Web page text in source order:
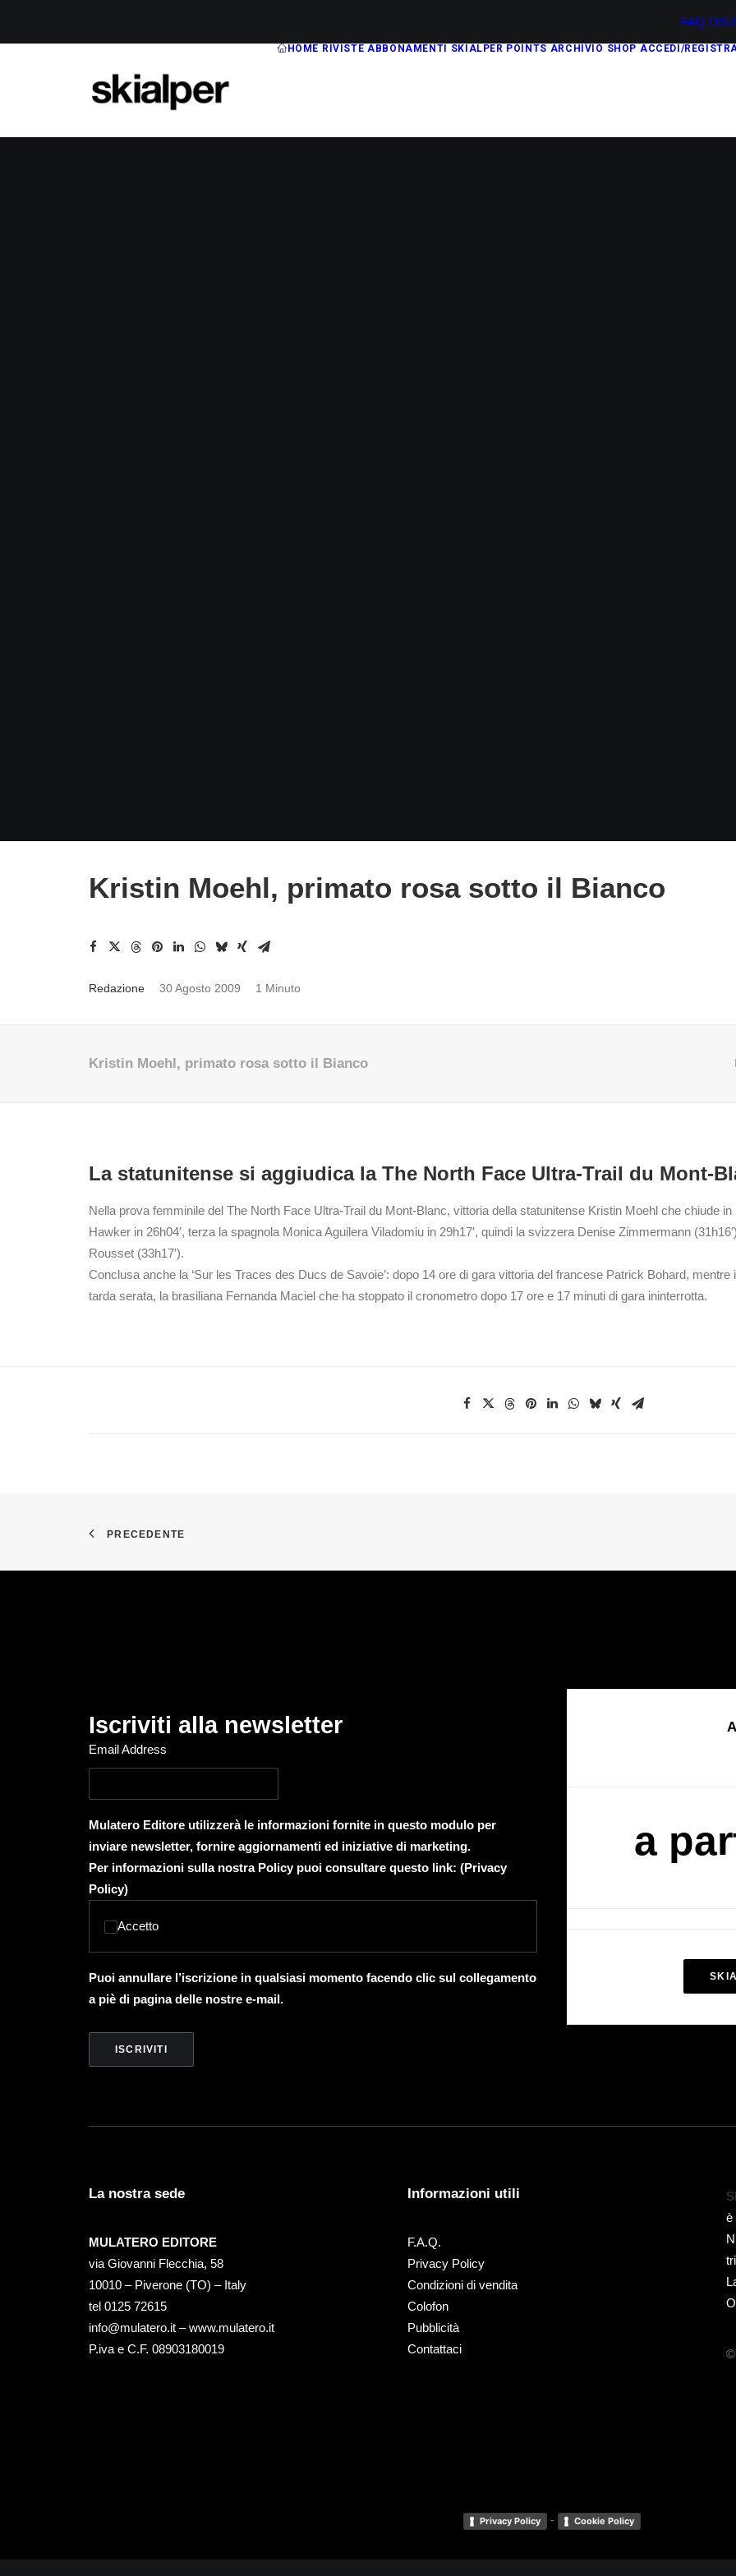
FAQ
HOME RIVISTE ABBONAMENTI SKIALPER POINTS ARCHIVIO SHOP ACCEDI/
Kristin Moehl, primato rosa sotto il Bianco
Redazione 30 Agosto 2009 1 Minuto
Kristin Moehl, primato rosa sotto il Bianco
La statunitense si aggiudica la The North Face Ultra-Trail du Mont-
Nella prova femminile del The North Face Ultra-Trail du Mont-Blanc, vittoria della statunitense Kristin Moehl che chiude in
Hawker in 26h04′, terza la spagnola Monica Aguilera Viladomiu in 29h17′, quindi la svizzera Denise Zimmermann
Rousset (33h17′).
Conclusa anche la ‘Sur les Traces des Ducs de Savoie’: dopo 14 ore di gara vittoria del francese Patrick Bohard,
tarda serata, la brasiliana Fernanda Maciel che ha stoppato il cronometro dopo 17 ore e 17 minuti di gara ininterrotta.
PRECEDENTE
Iscriviti alla newsletter
Email Address
Mulatero Editore utilizzerà le informazioni fornite in questo modulo per
inviare newsletter, fornire aggiornamenti ed iniziative di marketing.
Per informazioni sulla nostra Policy puoi consultare questo link: (Privacy
Policy)
Accetto
Puoi annullare l’iscrizione in qualsiasi momento facendo clic sul collegamento
a piè di pagina delle nostre e-mail.
a
La nostra sede
MULATERO EDITORE
via Giovanni Flecchia, 58
10010 – Piverone (TO) – Italy
tel ‭0125 72615‬
info@mulatero.it –www.mulatero.it
P.iva e C.F. 08903180019
Informazioni utili
F.A.Q.
Privacy Policy
Condizioni di vendita
Colofon
Pubblicità
Contattaci
è
©
Privacy Policy - Cookie Policy